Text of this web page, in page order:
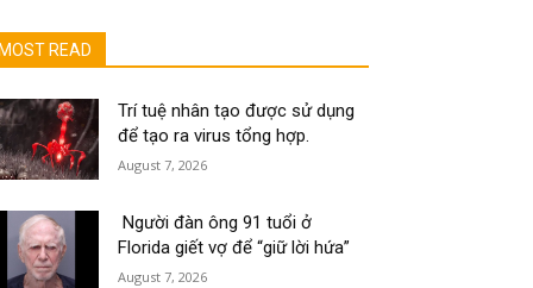
MOST READ
Trí tuệ nhân tạo được sử dụng
để tạo ra virus tổng hợp.
August 7, 2026
Người đàn ông 91 tuổi ở
Florida giết vợ để “giữ lời hứa”
August 7, 2026